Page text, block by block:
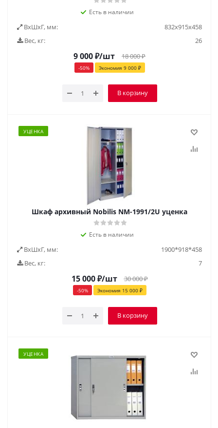
Есть в наличии
ВxШxГ, мм:
832x915x458
Вес, кг:
26
9 000₽/шт 18 000₽
-50% Экономия 9 000₽
В корзину
УЦЕНКА
Шкаф архивный Nobilis NM-1991/2U уценка
Есть в наличии
ВxШxГ, мм:
1900*918*458
Вес, кг:
7
15 000₽/шт 30 000₽
-50% Экономия 15 000₽
В корзину
УЦЕНКА